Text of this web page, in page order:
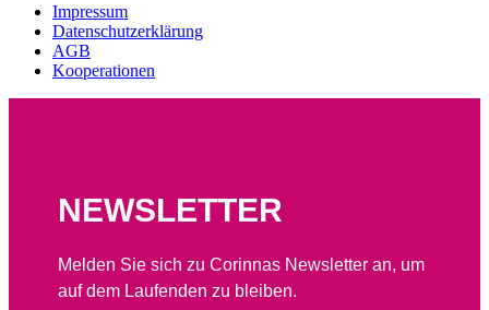
Impressum
Datenschutzerklärung
AGB
Kooperationen